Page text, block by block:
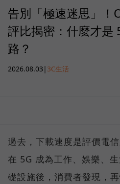
告別「極速迷思」
評比揭密：什麼才是
路？
2026.08.03 | 3C生活
過去，下載速度是評價電
在 5G 成為工作、娛樂、
礎設施後，消費者發現，